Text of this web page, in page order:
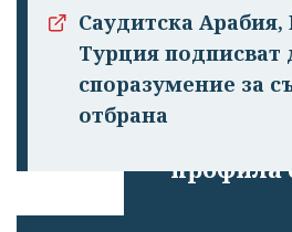
профила
Саудитска
Турция подписват
споразумение за
отбрана